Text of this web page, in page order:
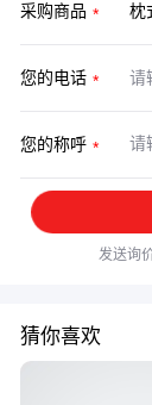
采购商品
您的电话
您的称呼
发送询
猜你喜欢